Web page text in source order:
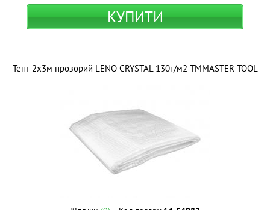
КУПИТИ
Тент 2х3м прозорий LENO CRYSTAL 130г/м2 ТМMASTER TOOL